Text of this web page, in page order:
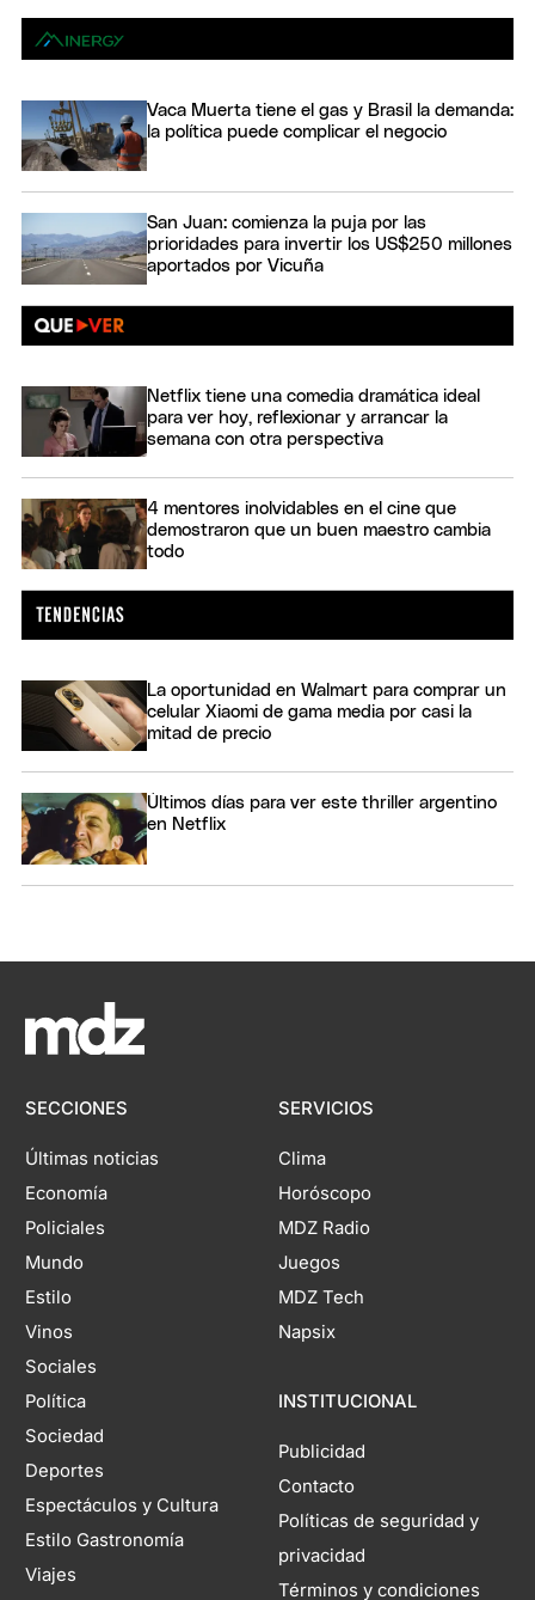
Vaca Muerta tiene el gas y Brasil la demanda:
la política puede complicar el negocio
San Juan: comienza la puja por las
prioridades para invertir los US$250 millones
aportados por Vicuña
Netflix tiene una comedia dramática ideal
para ver hoy, reflexionar y arrancar la
semana con otra perspectiva
4 mentores inolvidables en el cine que
demostraron que un buen maestro cambia
todo
La oportunidad en Walmart para comprar un
celular Xiaomi de gama media por casi la
mitad de precio
Últimos días para ver este thriller argentino
en Netflix
SECCIONES
Últimas noticias
Economía
Policiales
Mundo
Estilo
Vinos
Sociales
Política
Sociedad
Deportes
Espectáculos y Cultura
Estilo Gastronomía
Viajes
SERVICIOS
Clima
Horóscopo
MDZ Radio
Juegos
MDZ Tech
Napsix
INSTITUCIONAL
Publicidad
Contacto
Políticas de seguridad y
privacidad
Términos y condiciones